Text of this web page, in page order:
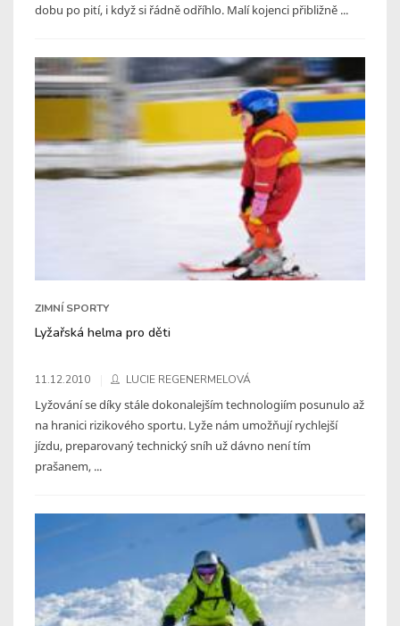
dobu po pití, i když si řádně odříhlo. Malí kojenci přibližně ...
ZIMNÍ SPORTY
Lyžařská helma pro děti
11.12.2010 LUCIE REGENERMELOVÁ
Lyžování se díky stále dokonalejším technologiím posunulo až
na hranici rizikového sportu. Lyže nám umožňují rychlejší
jízdu, preparovaný technický sníh už dávno není tím
prašanem, ...